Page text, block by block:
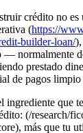
crédito no es
(https://
builder-loan/
— normalmente
prestado
de pagos
ingrediente que
(/research/
más que tu